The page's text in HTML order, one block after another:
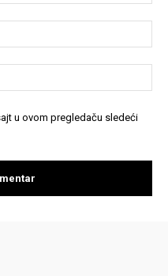
u ovom pregledaču sledeći